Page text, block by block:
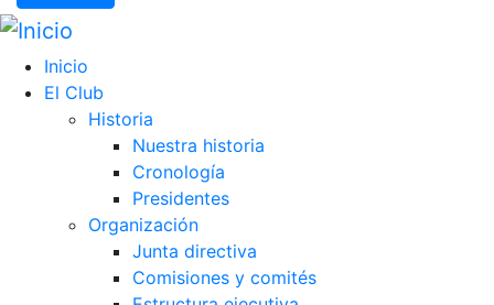
Inicio
El Club
Historia
Nuestra historia
Cronología
Presidentes
Organización
Junta directiva
Comisiones y comités